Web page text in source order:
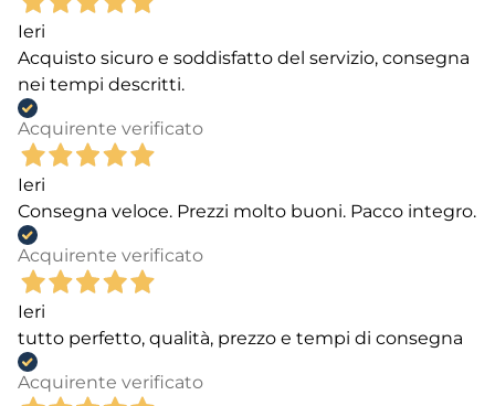
Ieri
Acquisto sicuro e soddisfatto del servizio, consegna
nei tempi descritti.
Acquirente verificato
Ieri
Consegna veloce. Prezzi molto buoni. Pacco integro.
Acquirente verificato
Ieri
tutto perfetto, qualità, prezzo e tempi di consegna
Acquirente verificato